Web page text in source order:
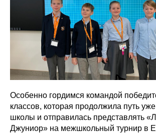
Особенно гордимся командой
классов, которая продолжила путь
школы и отправилась представлять
Джуниор» на межшкольный турнир в